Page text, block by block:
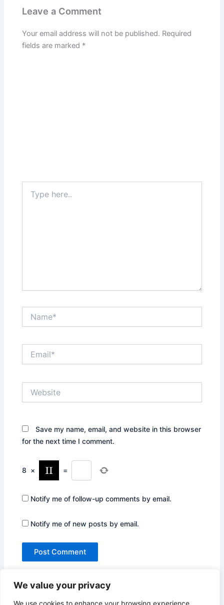
We value your privacy
We use cookies to enhance your browsing experience,
Leave a Comment
Your email address will not be published. Required
fields are marked *
here..
Save my name, email, and website in this browser
for the next time I comment.
8 × =
Notify me of follow-up comments by email.
Notify me of new posts by email.